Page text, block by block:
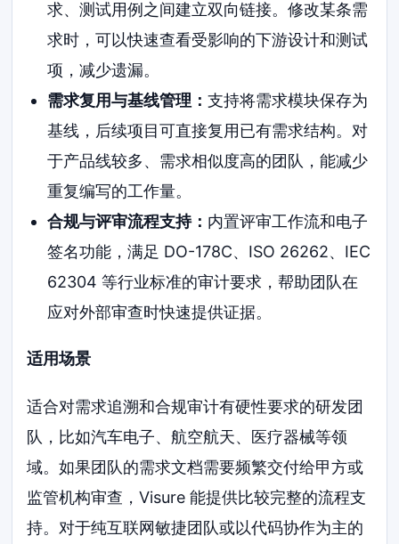
求、测试用例之间建立双向链接。修改某条需
求时，可以快速查看受影响的下游设计和测试
项，减少遗漏。
需求复用与基线管理： 支持将需求模块保存为
基线，后续项目可直接复用已有需求结构。对
于产品线较多、需求相似度高的团队，能减少
重复编写的工作量。
合规与评审流程支持： 内置评审工作流和电子
签名功能，满足 DO-178C、ISO 26262、IEC
62304 等行业标准的审计要求，帮助团队在
应对外部审查时快速提供证据。
适用场景
适合对需求追溯和合规审计有硬性要求的研发团
队，比如汽车电子、航空航天、医疗器械等领
域。如果团队的需求文档需要频繁交付给甲方或
监管机构审查，Visure 能提供比较完整的流程支
持。对于纯互联网敏捷团队或以代码协作为主的